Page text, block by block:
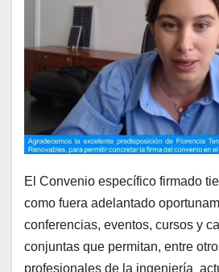
El Convenio específico firmado
como fuera adelantado
conferencias, eventos, cursos y
conjuntas que permitan, entre
profesionales de la ingeniería